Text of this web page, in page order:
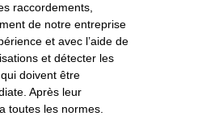
raccordements,
de notre entreprise
et avec l’aide de
et détecter les
doivent être
Après leur
toutes les normes.